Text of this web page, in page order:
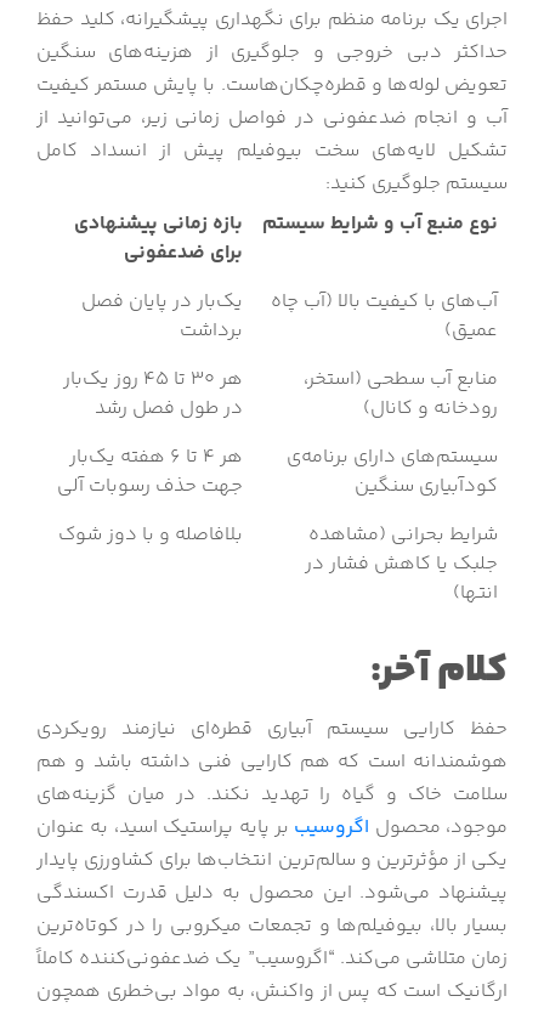
اجرای یک برنامه منظم برای نگهداری پیشگیرانه، کلید حفظ
حداکثر دبی خروجی و جلوگیری از هزینه‌های سنگین
تعویض لوله‌ها و قطره‌چکان‌هاست. با پایش مستمر کیفیت
آب و انجام ضدعفونی در فواصل زمانی زیر، می‌توانید از
تشکیل لایه‌های سخت بیوفیلم پیش از انسداد کامل
سیستم جلوگیری کنید:
نوع منبع آب و شرایط سیستم
بازه زمانی پیشنهادی
برای ضدعفونی
آب‌های با کیفیت بالا (آب چاه
عمیق)
یک‌بار در پایان فصل
برداشت
منابع آب سطحی (استخر،
رودخانه و کانال)
هر ۳۰ تا ۴۵ روز یک‌بار
در طول فصل رشد
سیستم‌های دارای برنامه‌ی
کودآبیاری سنگین
هر ۴ تا ۶ هفته یک‌بار
جهت حذف رسوبات آلی
شرایط بحرانی (مشاهده
جلبک یا کاهش فشار در
انتها)
بلافاصله و با دوز شوک
کلام آخر:
حفظ کارایی سیستم آبیاری قطره‌ای نیازمند رویکردی
هوشمندانه است که هم کارایی فنی داشته باشد و هم
سلامت خاک و گیاه را تهدید نکند. در میان گزینه‌های
موجود، محصول اگروسیب بر پایه پراستیک اسید، به عنوان
یکی از مؤثرترین و سالم‌ترین انتخاب‌ها برای کشاورزی پایدار
پیشنهاد می‌شود. این محصول به دلیل قدرت اکسندگی
بسیار بالا، بیوفیلم‌ها و تجمعات میکروبی را در کوتاه‌ترین
زمان متلاشی می‌کند. “اگروسیب” یک ضدعفونی‌کننده کاملاً
ارگانیک است که پس از واکنش، به مواد بی‌خطری همچون